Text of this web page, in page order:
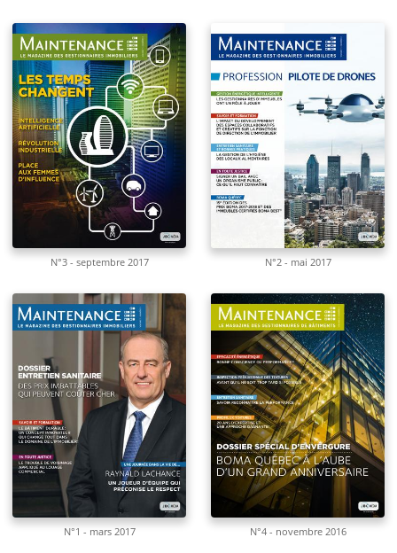
N°3 - septembre 2017 N°2 - mai 2017
N°1 - mars 2017 N°4 - novembre 2016